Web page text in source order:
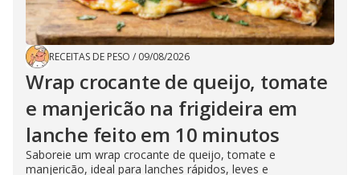
RECEITAS DE PESO / 09/08/2026
Wrap crocante de queijo, tomate
e manjericão na frigideira em
lanche feito em 10 minutos
Saboreie um wrap crocante de queijo, tomate e
manjericão, ideal para lanches rápidos, leves e